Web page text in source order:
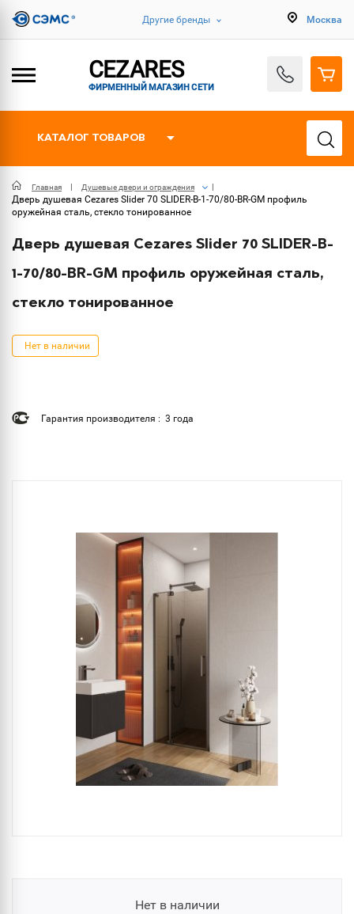
Другие бренды Москва
CEZARES
ФИРМЕННЫЙ МАГАЗИН СЕТИ
КАТАЛОГ ТОВАРОВ
Главная Душевые двери и ограждения
Дверь душевая Cezares Slider 70 SLIDER-B-1-70/80-BR-GM профиль
оружейная сталь, стекло тонированное
Дверь душевая Cezares Slider 70 SLIDER-B-
1-70/80-BR-GM профиль оружейная сталь,
стекло тонированное
Нет в наличии
Гарантия производителя : 3 года
Нет в наличии